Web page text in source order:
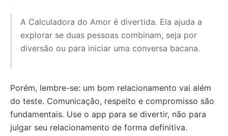
A Calculadora do Amor é divertida. Ela ajuda a
explorar se duas pessoas combinam, seja por
diversão ou para iniciar uma conversa bacana.
Porém, lembre-se: um bom relacionamento vai além
do teste. Comunicação, respeito e compromisso são
fundamentais. Use o app para se divertir, não para
julgar seu relacionamento de forma definitiva.